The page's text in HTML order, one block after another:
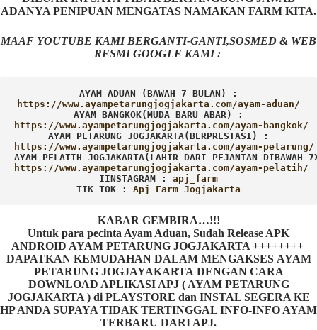
ADANYA PENIPUAN MENGATAS NAMAKAN FARM KITA.
MAAF YOUTUBE KAMI BERGANTI-GANTI,SOSMED & WEB
RESMI GOOGLE KAMI :
AYAM ADUAN (BAWAH 7 BULAN) :
AYAM BANGKOK(MUDA BARU ABAR) :
AYAM PETARUNG JOGJAKARTA(BERPRESTASI) :
AYAM PELATIH JOGJAKARTA(LAHIR DARI PEJANTAN DIBAWAH
IINSTAGRAM :
TIK TOK : Apj_Farm_Jogjakarta
KABAR GEMBIRA…!!!
Untuk para pecinta Ayam Aduan, Sudah Release APK
ANDROID AYAM PETARUNG JOGJAKARTA ++++++++
DAPATKAN KEMUDAHAN DALAM MENGAKSES AYAM
PETARUNG JOGJAYAKARTA DENGAN CARA
DOWNLOAD APLIKASI APJ ( AYAM PETARUNG
JOGJAKARTA ) di PLAYSTORE dan INSTAL SEGERA KE
HP ANDA SUPAYA TIDAK TERTINGGAL INFO-INFO AYAM
TERBARU DARI APJ.